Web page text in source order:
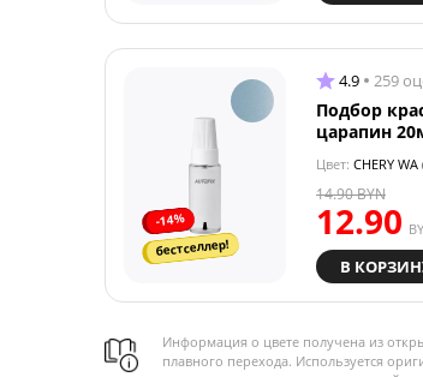
-14%
бестселлер!
4.9 259
Подбор
царапин
Цвет: CHERY
12.90
14.90BYN
В
Информация о цвете получена из
плавного перехода. Используется